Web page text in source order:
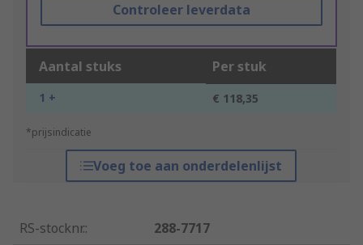
Controleer leverdata
Aantal stuks Per stuk
1 + € 118,35
*prijsindicatie
Voeg toe aan onderdelenlijst
RS-stocknr.:
288-7717